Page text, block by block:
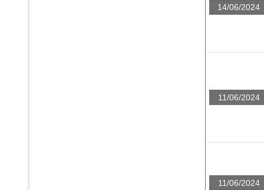
14/06/2024
11/06/2024
11/06/2024